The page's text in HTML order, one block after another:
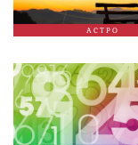
АСТРО